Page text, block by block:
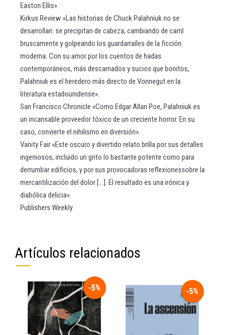
Easton Ellis».
Kirkus Review «Las historias de Chuck Palahniuk no se
desarrollan: se precipitan de cabeza, cambiando de carril
bruscamente y golpeando los guardarraíles de la ficción
moderna. Con su amor por los cuentos de hadas
contemporáneos, más descarnados y sucios que bonitos,
Palahniuk es el heredero más directo de Vonnegut en la
literatura estadounidense».
San Francisco Chronicle «Como Edgar Allan Poe, Palahniuk es
un incansable proveedor tóxico de un creciente horror. En su
caso, convierte el nihilismo en diversión».
Vanity Fair «Este oscuro y divertido relato brilla por sus detalles
ingeniosos, incluido un grito lo bastante potente como para
derrumbar edificios, y por sus provocadoras reflexionessobre la
mercantilización del dolor [...]. El resultado es una irónica y
diabólica delicia».
Publishers Weekly
Artículos relacionados
-5% -5%